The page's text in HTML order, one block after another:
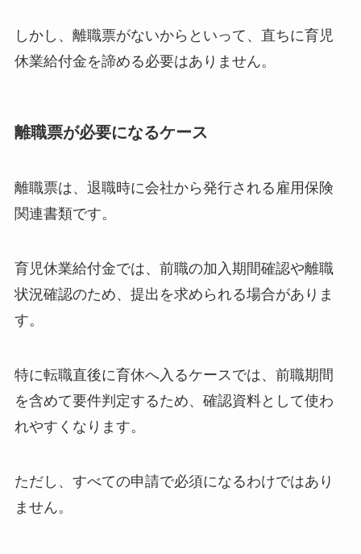
しかし、離職票がないからといって、直ちに育児
休業給付金を諦める必要はありません。
離職票が必要になるケース
離職票は、退職時に会社から発行される雇用保険
関連書類です。
育児休業給付金では、前職の加入期間確認や離職
状況確認のため、提出を求められる場合がありま
す。
特に転職直後に育休へ入るケースでは、前職期間
を含めて要件判定するため、確認資料として使わ
れやすくなります。
ただし、すべての申請で必須になるわけではあり
ません。